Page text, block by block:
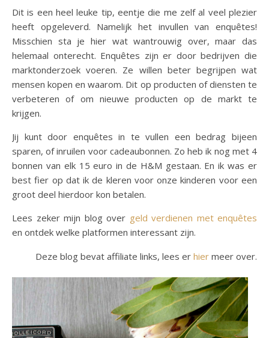
Dit is een heel leuke tip, eentje die me zelf al veel plezier
heeft opgeleverd. Namelijk het invullen van enquêtes!
Misschien sta je hier wat wantrouwig over, maar das
helemaal onterecht. Enquêtes zijn er door bedrijven die
marktonderzoek voeren. Ze willen beter begrijpen wat
mensen kopen en waarom. Dit op producten of diensten te
verbeteren of om nieuwe producten op de markt te
krijgen.
Jij kunt door enquêtes in te vullen een bedrag bijeen
sparen, of inruilen voor cadeaubonnen. Zo heb ik nog met 4
bonnen van elk 15 euro in de H&M gestaan. En ik was er
best fier op dat ik de kleren voor onze kinderen voor een
groot deel hierdoor kon betalen.
Lees zeker mijn blog over geld verdienen met enquêtes
en ontdek welke platformen interessant zijn.
Deze blog bevat affiliate links, lees er hier meer over.